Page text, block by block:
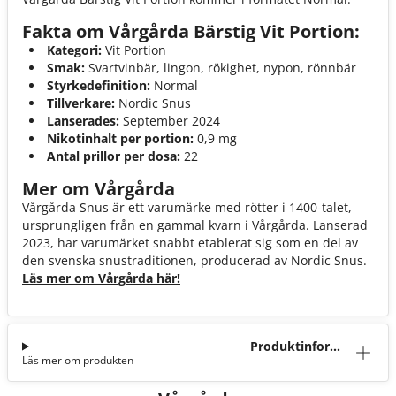
Fakta om Vårgårda Bärstig Vit Portion:
Kategori: Vit Portion
Smak: Svartvinbär, lingon, rökighet, nypon, rönnbär
Styrkedefinition: Normal
Tillverkare: Nordic Snus
Lanserades: September 2024
Nikotinhalt per portion: 0,9 mg
Antal prillor per dosa: 22
Mer om Vårgårda
Vårgårda Snus är ett varumärke med rötter i 1400-talet,
ursprungligen från en gammal kvarn i Vårgårda. Lanserad
2023, har varumärket snabbt etablerat sig som en del av
den svenska snustraditionen, producerad av Nordic Snus.
Läs mer om Vårgårda här!
Produktinforma
Läs mer om produkten